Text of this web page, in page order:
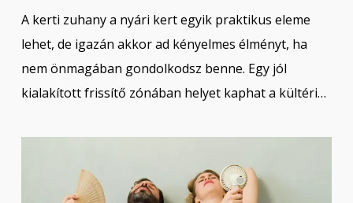
A kerti zuhany a nyári kert egyik praktikus eleme
lehet, de igazán akkor ad kényelmes élményt, ha
nem önmagában gondolkodsz benne. Egy jól
kialakított frissítő zónában helyet kaphat a kültéri…